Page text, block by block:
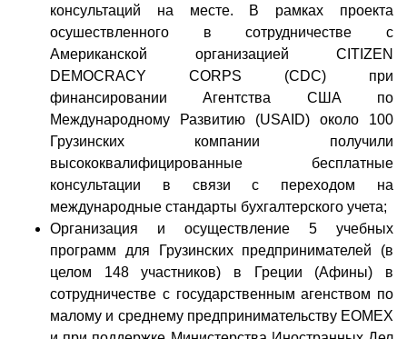
консультаций на месте. В рамках проекта
осушествленного в сотрудничестве с
Американской организацией CITIZEN
DEMOCRACY CORPS (CDC) при
финансировании Агентства США по
Международному Развитию (USAID) около 100
Грузинских компании получили
высококвалифицированные бесплатные
консультации в связи с переходом на
международные стандарты бухгалтерского учета;
Организация и осуществление 5 учебных
программ для Грузинских предпринимателей (в
целом 148 участников) в Греции (Афины) в
сотрудничестве с государственным агенством по
малому и среднему предпринимательству EOMEX